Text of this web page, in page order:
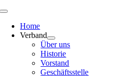
Skip
content
Toggle
NavigationHome
Verband
Über uns
Historie
Vorstand
Geschäftsstelle